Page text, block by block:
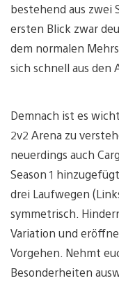
bestehend aus zwei
ersten Blick zwar
dem normalen
sich schnell aus den
Demnach ist es
2v2 Arena zu
neuerdings auch
Season 1
drei Laufwegen
symmetrisch.
Variation und
Vorgehen. Nehmt
Besonderheiten